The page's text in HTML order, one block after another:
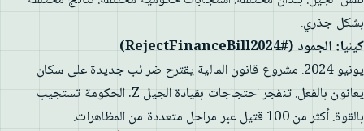
بشكل جذري.
كينيا: الجمود (#RejectFinanceBill2024)
يونيو 2024. مشروع قانون المالية يقترح ضرائب جديدة على سكان
يعانون بالفعل. تنفجر احتجاجات بقيادة الجيل Z. الحكومة تستجيب
بالقوة. أكثر من 100 قتيل عبر مراحل متعددة من المظاهرات.